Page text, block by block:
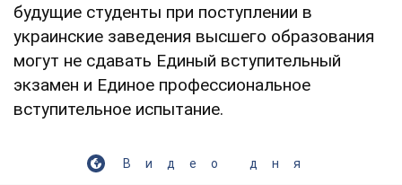
будущие студенты при поступлении в
украинские заведения высшего образования
могут не сдавать Единый вступительный
экзамен и Единое профессиональное
вступительное испытание.
Видео дня